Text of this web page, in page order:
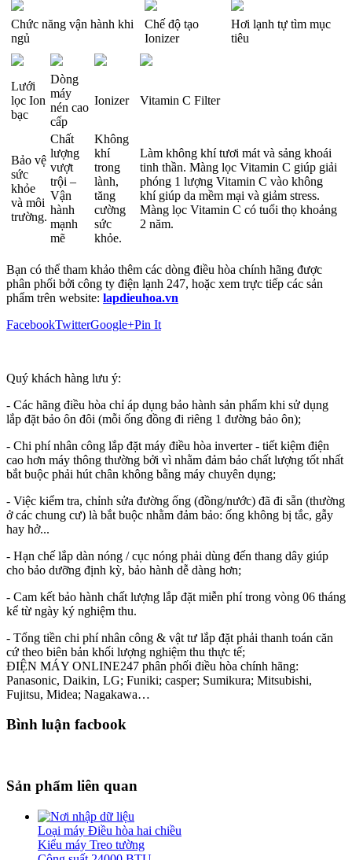
Chức năng vận hành khi
ngủ
Chế độ tạo
Ionizer
Hơi lạnh tự tìm mục
tiêu
Lưới
lọc Ion
bạc
Dòng
máy
nén cao
cấp
Ionizer Vitamin C Filter
Bảo vệ
sức
khỏe
và môi
trường.
Chất
lượng
vượt
trội –
Vận
hành
mạnh
mẽ
Không
khí
trong
lành,
tăng
cường
sức
khỏe.
Làm không khí tươi mát và sảng khoái
tinh thần. Màng lọc Vitamin C giúp giải
phóng 1 lượng Vitamin C vào không
khí giúp da mềm mại và giảm stress.
Màng lọc Vitamin C có tuổi thọ khoảng
2 năm.
Bạn có thể tham khảo thêm các dòng điều hòa chính hãng được
phân phối bởi công ty điện lạnh 247, hoặc xem trực tiếp các sản
phẩm trên website: lapdieuhoa.vn
FacebookTwitterGoogle+Pin It
Quý khách hàng lưu ý:
- Các hãng điều hòa chỉ áp dụng bảo hành sản phẩm khi sử dụng
lắp đặt bảo ôn đôi (mỗi ống đồng đi riêng 1 đường bảo ôn);
- Chi phí nhân công lắp đặt máy điều hòa inverter - tiết kiệm điện
cao hơn máy thông thường bởi vì nhằm đảm bảo chất lượng tốt nhất
bắt buộc phải hút chân không bằng máy chuyên dụng;
- Việc kiểm tra, chỉnh sửa đường ống (đồng/nước) đã đi sẵn (thường
ở các chung cư) là bắt buộc nhằm đảm bảo: ống không bị tắc, gẫy
hay hở...
- Hạn chế lắp dàn nóng / cục nóng phải dùng đến thang dây giúp
cho bảo dưỡng định kỳ, bảo hành dễ dàng hơn;
- Cam kết bảo hành chất lượng lắp đặt miễn phí trong vòng 06 tháng
kể từ ngày ký nghiệm thu.
- Tổng tiền chi phí nhân công & vật tư lắp đặt phải thanh toán căn
cứ theo biên bản khối lượng nghiệm thu thực tế;
ĐIỆN MÁY ONLINE247 phân phối điều hòa chính hãng:
Panasonic, Daikin, LG; Funiki; casper; Sumikura; Mitsubishi,
Fujitsu, Midea; Nagakawa…
Bình luận facbook
Sản phẩm liên quan
Loại máy Điều hòa hai chiều
Kiểu máy Treo tường